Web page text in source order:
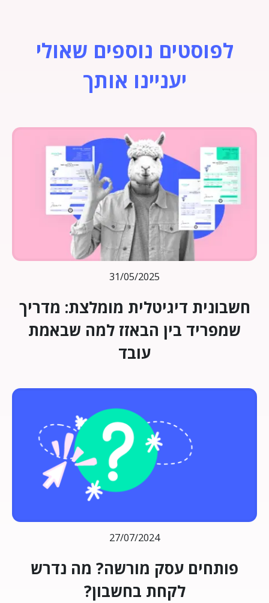
לפוסטים נוספים שאולי
יעניינו אותך
31/05/2025
חשבונית דיגיטלית מומלצת: מדריך
שמפריד בין הבאזז למה שבאמת
עובד
27/07/2024
פותחים עסק מורשה? מה נדרש
לקחת בחשבון?